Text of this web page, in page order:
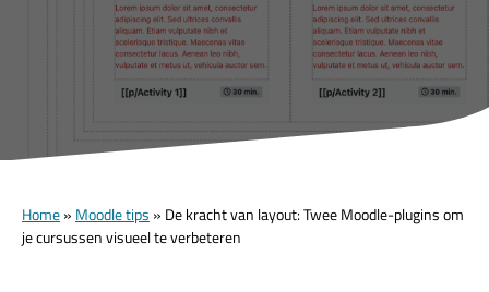
Home» Moodle tips » De kracht van layout: Twee Moodle-plugins om
je cursussen visueel te verbeteren